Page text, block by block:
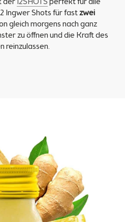
der 12SHOTS perfekt für alle
Ingwer Shots für fastzwei
gleich morgens nach ganz
zu öffnen und die Kraft des
reinzulassen.